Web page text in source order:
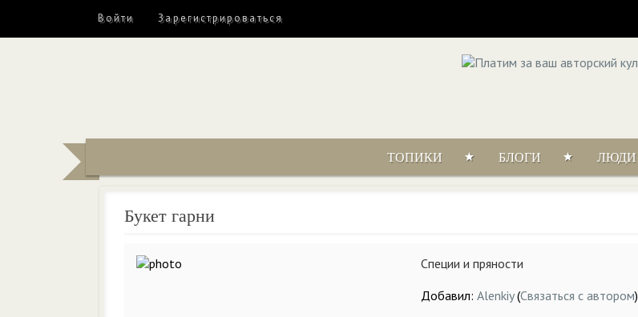
Войти Зарегистрироваться
ТОПИКИ БЛОГИ ЛЮДИ
Букет гарни
Специи и пряности
Добавил: Alenkiy(Связаться с автором)